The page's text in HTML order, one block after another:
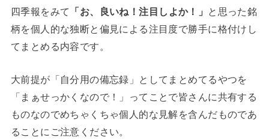
四季報をみて
「お、良いね！注目しよか！」
と思った銘
柄を個人的な独断と偏見による注目度で勝手に格付けし
てまとめる内容です。
大前提が「自分用の備忘録」としてまとめてるやつを
「まぁせっかくなので！」ってことで皆さんに共有する
ものなのでめちゃくちゃ個人的な見解を含んだものであ
ることにご注意ください。